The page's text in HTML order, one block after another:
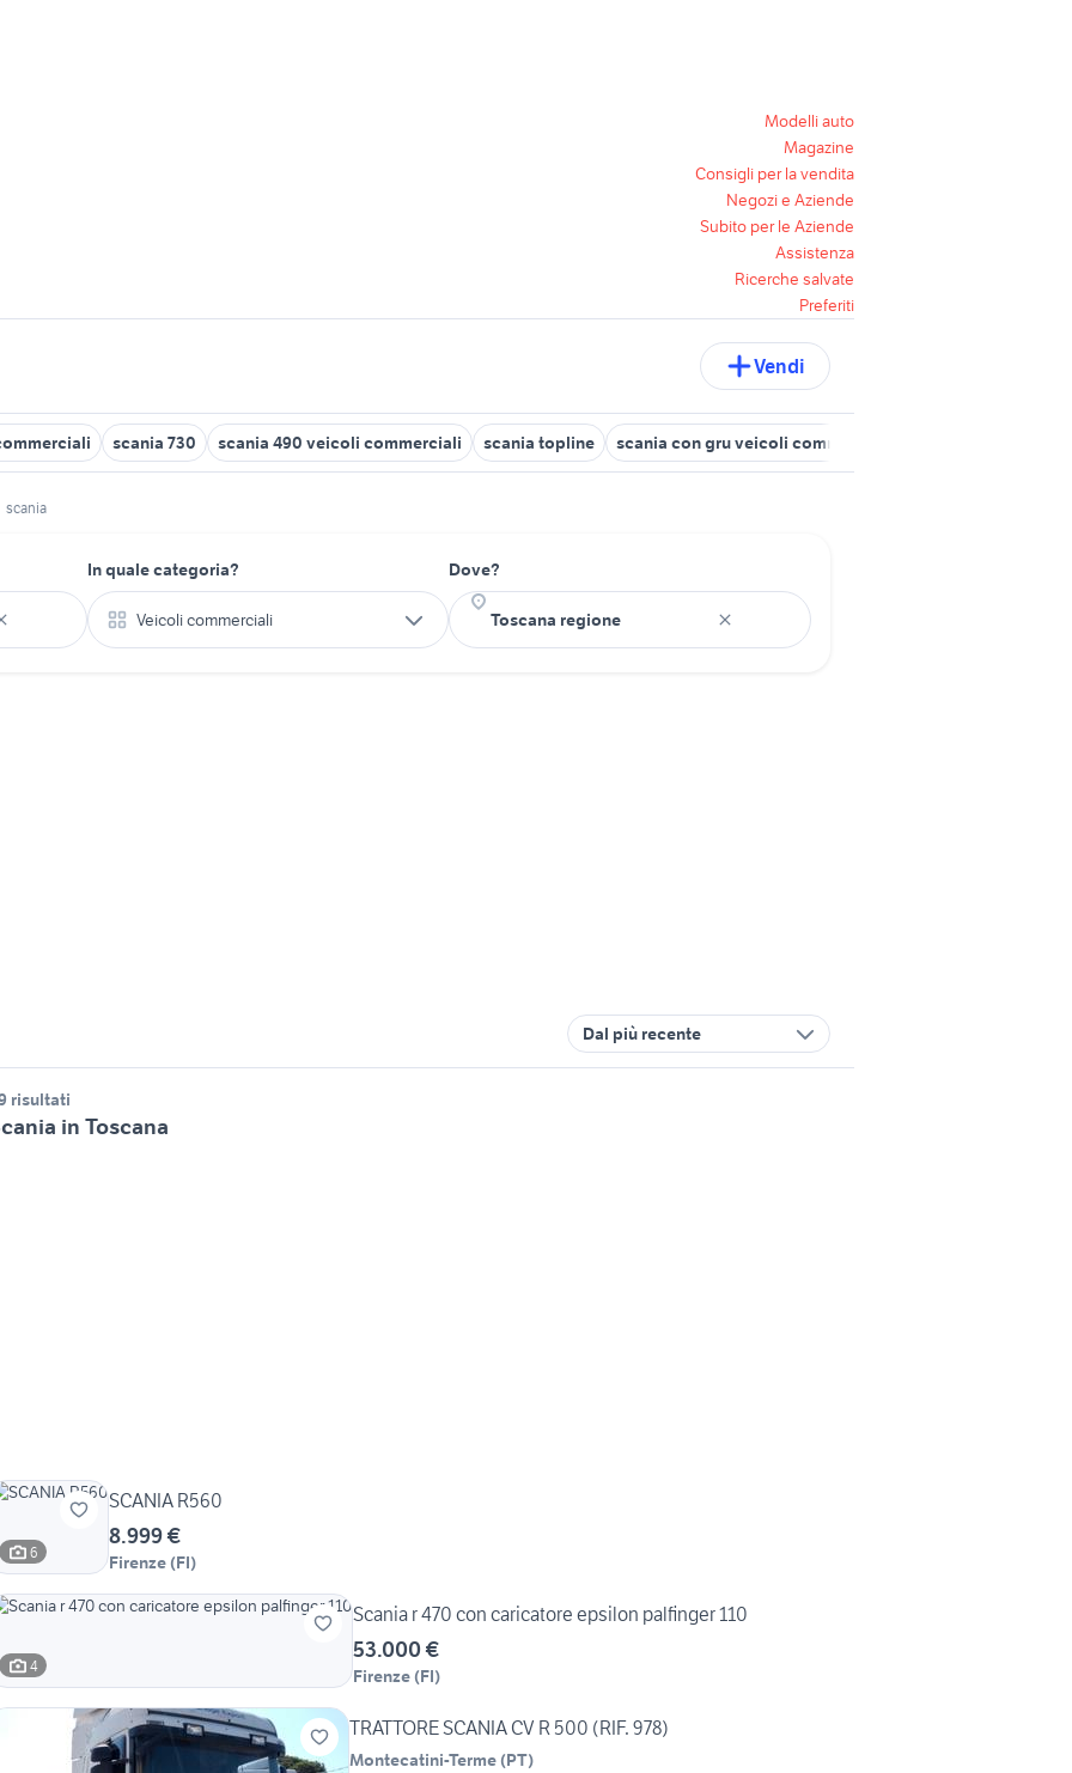
Modelli auto
Magazine
Consigli per la vendita
Negozi e Aziende
Subito per le Aziende
Assistenza
Ricerche salvate
Preferiti
Vendi
scania 730 scania 490 veicoli commerciali scania topline scania con gru veicoli commerciali
scania
In quale categoria?
Veicoli commerciali
Dove?
Dal più recente
risultati
in Toscana
6
SCANIA R560
8.999 €
Firenze (FI)
4
Scania r 470 con caricatore epsilon palfinger 110
53.000 €
Firenze (FI)
TRATTORE SCANIA CV R 500 (RIF. 978)
Montecatini-Terme (PT)